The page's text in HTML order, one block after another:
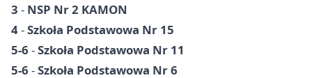
3 - NSP Nr 2 KAMON
4-Szkoła Podstawowa Nr 15
5-6 -Szkoła Podstawowa Nr 11
5-6 -Szkoła Podstawowa Nr 6